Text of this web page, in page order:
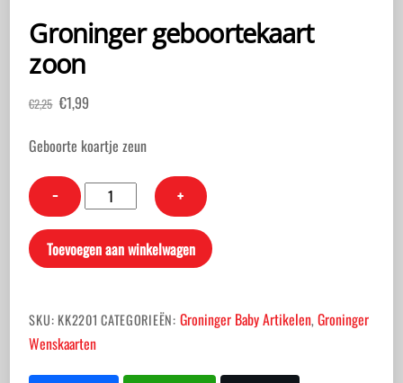
Groninger geboortekaart
zoon
€2,25 Oorspronkelijke
was:
€1,99
is:
Geboorte koartje zeun
−
Groninger
geboortekaart
zoon
aantal
+
Toevoegen aan winkelwagen
SKU: KK2201 CATEGORIEËN: Groninger Baby Artikelen, Groninger
Wenskaarten